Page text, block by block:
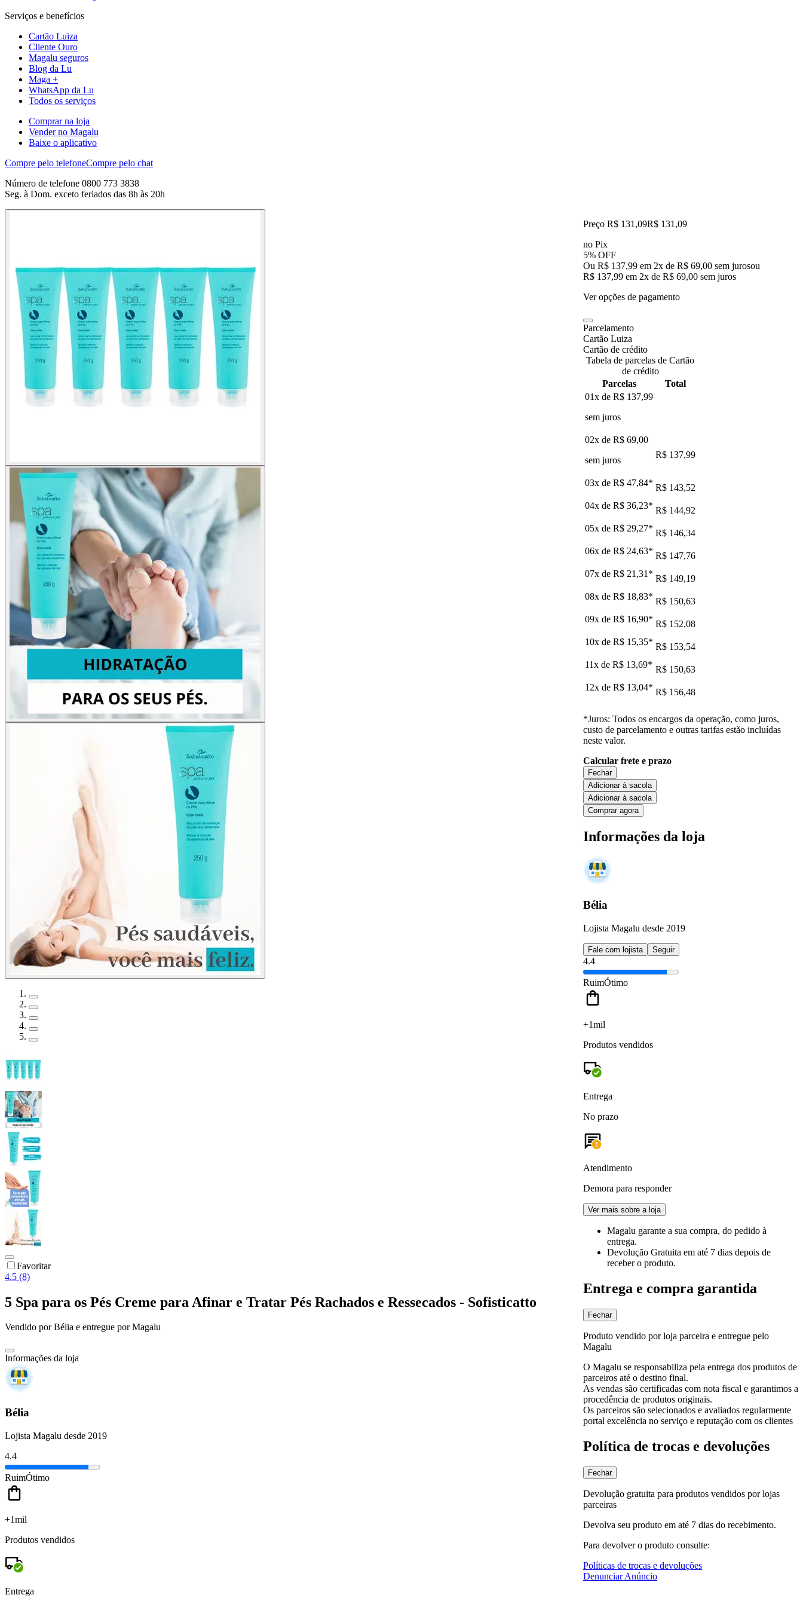
Serviços e benefícios
Cartão Luiza
Cliente Ouro
Magalu seguros
Blog da Lu
Maga +
WhatsApp da Lu
Todos os serviços
Comprar na loja
Vender no Magalu
Baixe o aplicativo
Compre pelo telefoneCompre pelo chat
Número de telefone 0800 773 3838
Seg. à Dom. exceto feriados das 8h às 20h
Favoritar
4.5 (8)
5 Spa para os Pés Creme para Afinar e Tratar Pés Rachados e Ressecados - Sofisticatto
Vendido porBélia e entregue por Magalu
Informações da loja
Bélia
Lojista Magalu desde 2019
4.4
RuimÓtimo
+1mil
Produtos vendidos
Entrega
Preço R$ 131,09R$ 131 ,09
no Pix
5% OFF
Ou R$ 137,99 em 2x de R$ 69,00 sem jurosou
R$ 137,99 em 2x de R$ 69,00 sem juros
Ver opções de pagamento
Parcelamento
Cartão Luiza
Cartão de crédito
Tabela de parcelas de Cartão
de crédito
Parcelas
Total
01x de R$ 137,99
sem juros
02x de R$ 69,00
sem juros
R$ 137,99
03x de R$ 47,84* R$ 143,52
04x de R$ 36,23* R$ 144,92
05x de R$ 29,27* R$ 146,34
06x de R$ 24,63* R$ 147,76
07x de R$ 21,31 * R$ 149,19
08x de R$ 18,83* R$ 150,63
09x de R$ 16,90* R$ 152,08
10x de R$ 15,35* R$ 153,54
11x de R$ 13,69* R$ 150,63
12x de R$ 13,04* R$ 156,48
*Juros: Todos os encargos da operação, como juros,
custo de parcelamento e outras tarifas estão incluídas
neste valor.
Calcular frete e prazo
Fechar
Adicionar à sacola
Adicionar à sacola
Comprar agora
Informações da loja
Bélia
Lojista Magalu desde 2019
Fale com lojista Seguir
4.4
RuimÓtimo
+1mil
Produtos vendidos
Entrega
No prazo
Atendimento
Demora para responder
Ver mais sobre a loja
Magalu garante a sua compra, do pedido à
entrega.
Devolução Gratuita em até 7 dias depois de
receber o produto.
Entrega e compra garantida
Fechar
Produto vendido por loja parceira e entregue pelo
Magalu
O Magalu se responsabiliza pela entrega dos produtos de
parceiros até o destino final.
As vendas são certificadas com nota fiscal e garantimos a
procedência de produtos originais.
Os parceiros são selecionados e avaliados regularmente
portal excelência no serviço e reputação com os clientes
Política de trocas e devoluções
Fechar
Devolução gratuita para produtos vendidos por lojas
parceiras
Devolva seu produto em até 7 dias do recebimento.
Para devolver o produto consulte:
Políticas de trocas e devoluções
Denunciar Anúncio